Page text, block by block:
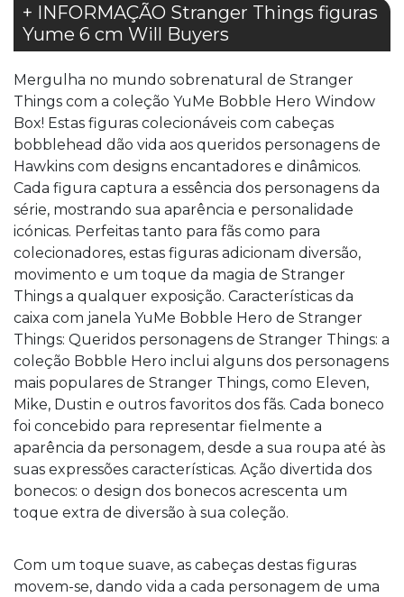
+ INFORMAÇÃO Stranger Things figuras
Yume 6 cm Will Buyers
Mergulha no mundo sobrenatural de Stranger
Things com a coleção YuMe Bobble Hero Window
Box! Estas figuras colecionáveis com cabeças
bobblehead dão vida aos queridos personagens de
Hawkins com designs encantadores e dinâmicos.
Cada figura captura a essência dos personagens da
série, mostrando sua aparência e personalidade
icónicas. Perfeitas tanto para fãs como para
colecionadores, estas figuras adicionam diversão,
movimento e um toque da magia de Stranger
Things a qualquer exposição. Características da
caixa com janela YuMe Bobble Hero de Stranger
Things: Queridos personagens de Stranger Things: a
coleção Bobble Hero inclui alguns dos personagens
mais populares de Stranger Things, como Eleven,
Mike, Dustin e outros favoritos dos fãs. Cada boneco
foi concebido para representar fielmente a
aparência da personagem, desde a sua roupa até às
suas expressões características. Ação divertida dos
bonecos: o design dos bonecos acrescenta um
toque extra de diversão à sua coleção.
Com um toque suave, as cabeças destas figuras
movem-se, dando vida a cada personagem de uma